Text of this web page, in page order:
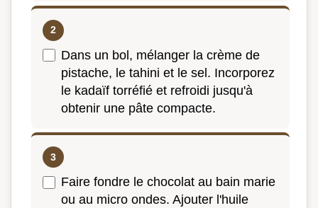
Dans un bol, mélanger la crème de
pistache, le tahini et le sel. Incorporez
le kadaïf torréfié et refroidi jusqu'à
obtenir une pâte compacte.
Faire fondre le chocolat au bain marie
ou au micro ondes. Ajouter l'huile